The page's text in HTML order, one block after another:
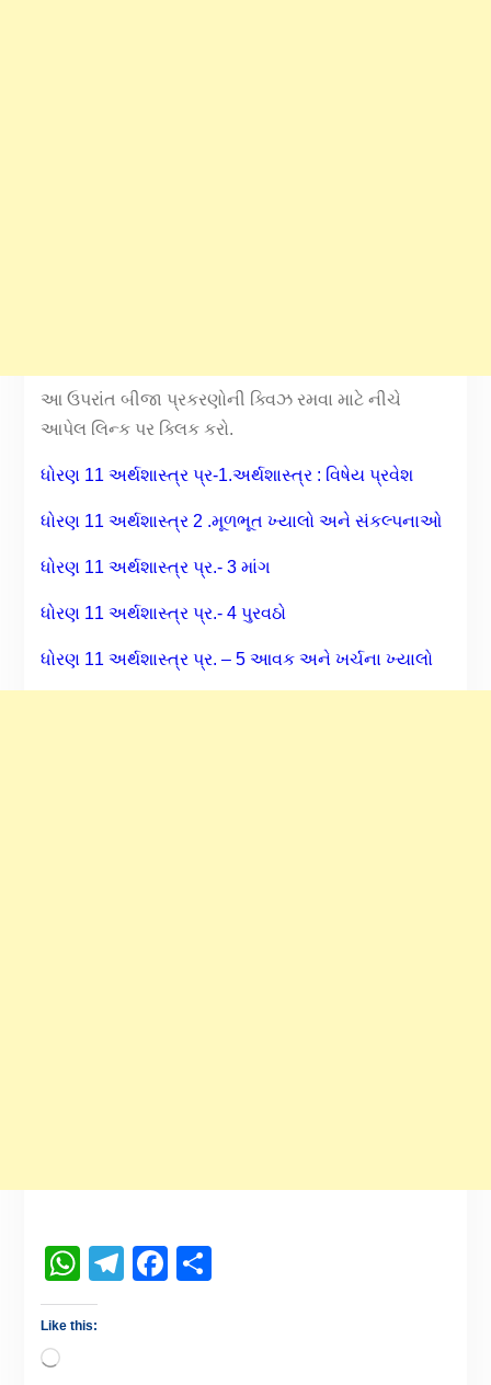
આ ઉપરાંત બીજા પ્રકરણોની ક્વિઝ રમવા માટે નીચે
આપેલ લિન્ક પર ક્લિક કરો.
ધોરણ 11 અર્થશાસ્ત્ર પ્ર-1.અર્થશાસ્ત્ર : વિષેય પ્રવેશ
ધોરણ 11 અર્થશાસ્ત્ર 2 .મૂળભૂત ખ્યાલો અને સંકલ્પનાઓ
ધોરણ 11 અર્થશાસ્ત્ર પ્ર.- 3 માંગ
ધોરણ 11 અર્થશાસ્ત્ર પ્ર.- 4 પુરવઠો
ધોરણ 11 અર્થશાસ્ત્ર પ્ર. – 5 આવક અને ખર્ચના ખ્યાલો
WhatsApp
Telegram
Facebook
Like this: